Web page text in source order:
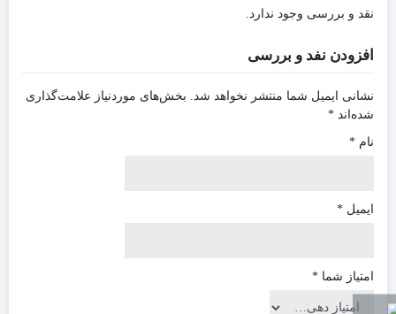
نقد و بررسی وجود ندارد.
افزودن نفد و بررسی
نشانی ایمیل شما منتشر نخواهد شد.
بخش‌های موردنیاز علامت‌گذاری
شده‌اند *
نام *
ایمیل *
امتیاز شما *